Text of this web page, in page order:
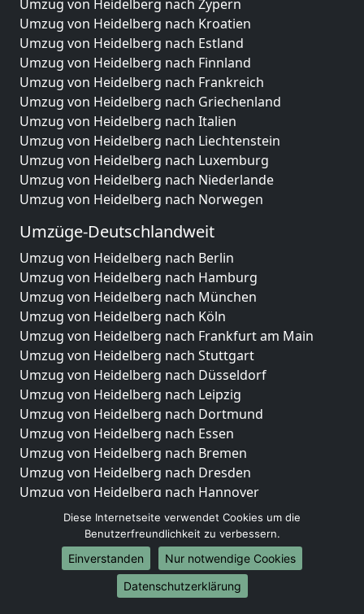
Umzug von Heidelberg nach Zypern
Umzug von Heidelberg nach Kroatien
Umzug von Heidelberg nach Estland
Umzug von Heidelberg nach Finnland
Umzug von Heidelberg nach Frankreich
Umzug von Heidelberg nach Griechenland
Umzug von Heidelberg nach Italien
Umzug von Heidelberg nach Liechtenstein
Umzug von Heidelberg nach Luxemburg
Umzug von Heidelberg nach Niederlande
Umzug von Heidelberg nach Norwegen
Umzüge-Deutschlandweit
Umzug von Heidelberg nach Berlin
Umzug von Heidelberg nach Hamburg
Umzug von Heidelberg nach München
Umzug von Heidelberg nach Köln
Umzug von Heidelberg nach Frankfurt am Main
Umzug von Heidelberg nach Stuttgart
Umzug von Heidelberg nach Düsseldorf
Umzug von Heidelberg nach Leipzig
Umzug von Heidelberg nach Dortmund
Umzug von Heidelberg nach Essen
Umzug von Heidelberg nach Bremen
Umzug von Heidelberg nach Dresden
Umzug von Heidelberg nach Hannover
Umzug von Heidelberg nach Nürnberg
Umzug von Heidelberg nach Duisburg
Umzug von Heidelberg nach Bochum
Umzug von Heidelberg nach Wuppertal
Umzug von Heidelberg nach Bielefeld
Diese Internetseite verwendet Cookies um die
Benutzerfreundlichkeit zu verbessern.
Einverstanden
Nur notwendige Cookies
Datenschutzerklärung